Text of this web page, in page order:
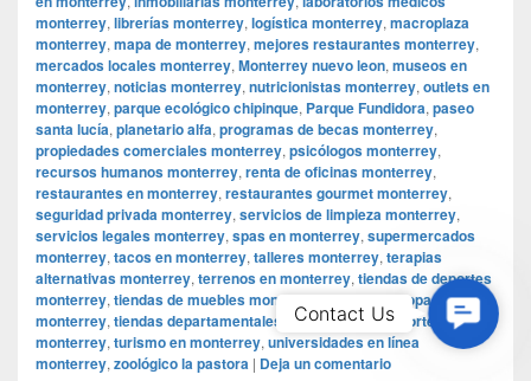
monterrey, librerías monterrey, logística monterrey, macroplaza
monterrey, mapa de monterrey, mejores restaurantes monterrey,
mercados locales monterrey, Monterrey nuevo leon, museos en
monterrey, noticias monterrey, nutricionistas monterrey, outlets en
monterrey, parque ecológico chipinque, Parque Fundidora, paseo
santa lucía, planetario alfa, programas de becas monterrey,
propiedades comerciales monterrey, psicólogos monterrey,
recursos humanos monterrey, renta de oficinas monterrey,
restaurantes en monterrey, restaurantes gourmet monterrey,
seguridad privada monterrey, servicios de limpieza monterrey,
servicios legales monterrey, spas en monterrey, supermercados
monterrey, tacos en monterrey, talleres monterrey, terapias
alternativas monterrey, terrenos en monterrey, tiendas de deportes
monterrey, tiendas de muebles monterrey
tiendas de ropa
monterrey, tiendas departamentales monterrey, transporte público
monterrey, turismo en monterrey, universidades en línea
monterrey, zoológico la pastora | Deja un comentario
Us
Contact Us